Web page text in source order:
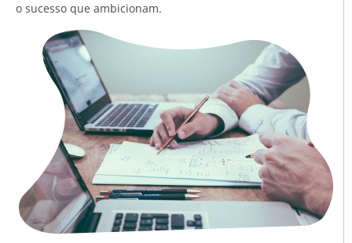
o sucesso que ambicionam.